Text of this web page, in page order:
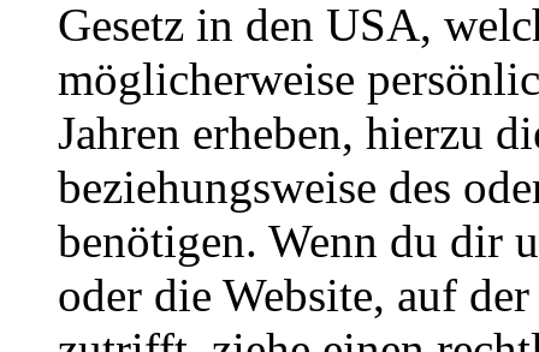
Gesetz in den USA,
möglicherweise
Jahren erheben, hierzu
beziehungsweise des
benötigen. Wenn du dir
oder die Website, auf